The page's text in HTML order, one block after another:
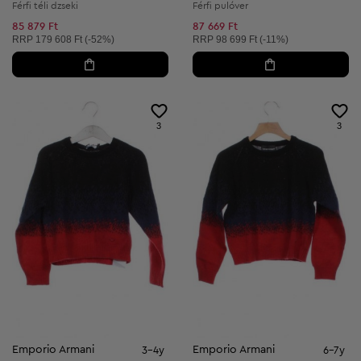
Férfi téli dzseki
85 879 Ft
Ajánlott ár:
RRP 179 608 Ft (-52%)
Férfi pulóver
87 669 Ft
Ajánlott ár:
RRP 98 699 Ft (-11%)
3
Emporio Armani 3-4y
3
Emporio Armani 6-7y